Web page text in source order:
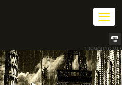
13990016393
切
换
航